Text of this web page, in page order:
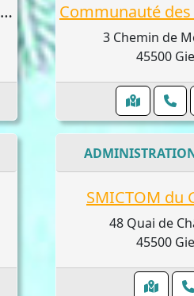
Centre des Finances Publiques
3 Chemin de
45500
SMICTOM du
48 Quai de
45500